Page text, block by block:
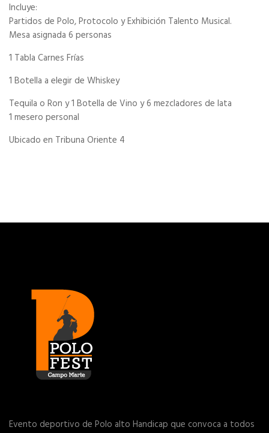
Incluye:
Partidos de Polo, Protocolo y Exhibición Talento Musical.
Mesa asignada 6 personas
1 Tabla Carnes Frías
1 Botella a elegir de Whiskey
Tequila o Ron y 1 Botella de Vino y 6 mezcladores de lata
1 mesero personal
Ubicado en Tribuna Oriente 4
Evento deportivo de Polo alto Handicap que convoca a todos